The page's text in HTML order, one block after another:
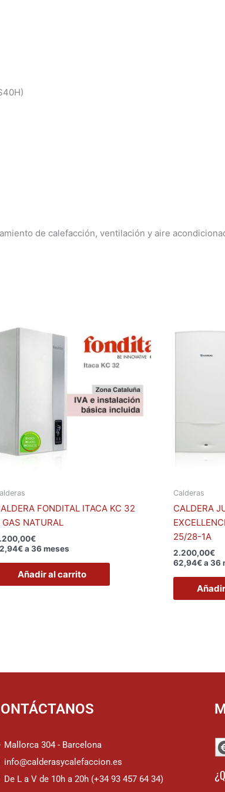
de calefacción, ventilación y aire
FONDITAL ITACA KC 32
GAS NATURAL
€
a 36 meses
Añadir al carrito
Calderas
CALDERA
25/28-1A
2.200,00€
62,94€ a 36
Mallorca 304 - Barcelona
info@calderasycalefaccion.es
De L a V de 10h a 20h (+34 93 457 64 34)